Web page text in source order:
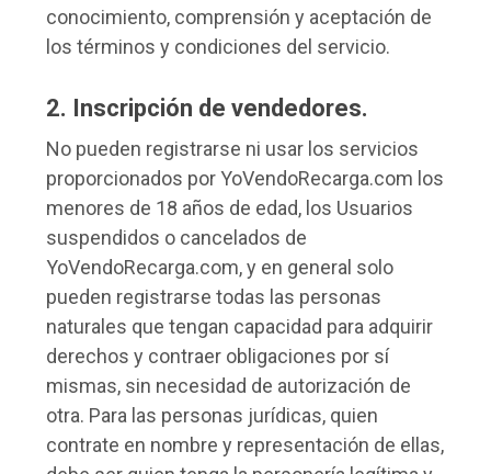
conocimiento, comprensión y aceptación de
los términos y condiciones del servicio.
2. Inscripción de vendedores.
No pueden registrarse ni usar los servicios
proporcionados por YoVendoRecarga.com los
menores de 18 años de edad, los Usuarios
suspendidos o cancelados de
YoVendoRecarga.com, y en general solo
pueden registrarse todas las personas
naturales que tengan capacidad para adquirir
derechos y contraer obligaciones por sí
mismas, sin necesidad de autorización de
otra. Para las personas jurídicas, quien
contrate en nombre y representación de ellas,